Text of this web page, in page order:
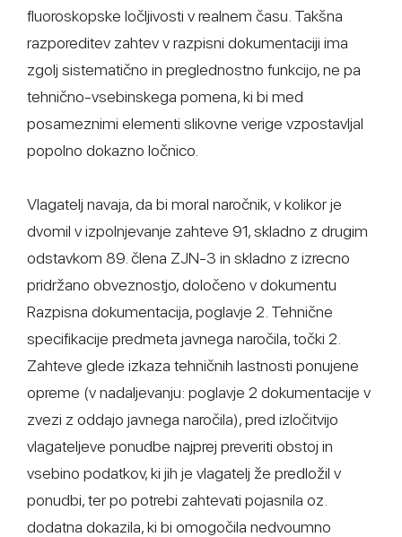
fluoroskopske ločljivosti v realnem času. Takšna
razporeditev zahtev v razpisni dokumentaciji ima
zgolj sistematično in preglednostno funkcijo, ne pa
tehnično-vsebinskega pomena, ki bi med
posameznimi elementi slikovne verige vzpostavljal
popolno dokazno ločnico.
Vlagatelj navaja, da bi moral naročnik, v kolikor je
dvomil v izpolnjevanje zahteve 91, skladno z drugim
odstavkom 89. člena ZJN-3 in skladno z izrecno
pridržano obveznostjo, določeno v dokumentu
Razpisna dokumentacija, poglavje 2. Tehnične
specifikacije predmeta javnega naročila, točki 2.
Zahteve glede izkaza tehničnih lastnosti ponujene
opreme (v nadaljevanju: poglavje 2 dokumentacije v
zvezi z oddajo javnega naročila), pred izločitvijo
vlagateljeve ponudbe najprej preveriti obstoj in
vsebino podatkov, ki jih je vlagatelj že predložil v
ponudbi, ter po potrebi zahtevati pojasnila oz.
dodatna dokazila, ki bi omogočila nedvoumno